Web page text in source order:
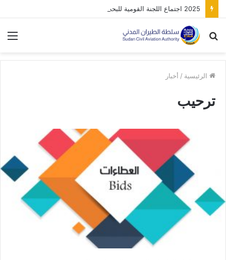
2025 اجتماع اللجنة القومية للبحث والانقاذ
بحث
الرئيسية / أخبار
ترحيب